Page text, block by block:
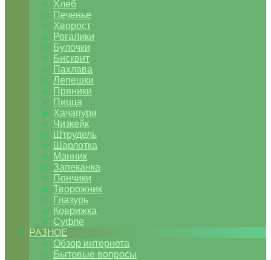
Хлеб
Печенье
Хворост
Рогалики
Булочки
Бисквит
Пахлава
Лепешки
Пряники
Пицца
Хачапури
Чизкейк
Штрудель
Шарлотка
Манник
Запеканка
Пончики
Творожник
Глазурь
Коврижка
Суфле
РАЗНОЕ
Обзор интернета
Бытовые вопросы